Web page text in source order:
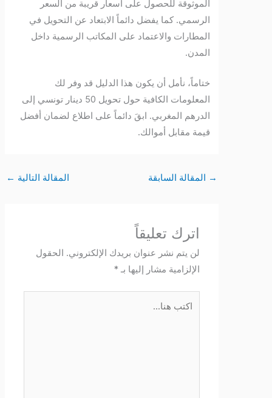
الموثوقة للحصول على أسعار قريبة من السعر
الرسمي. كما يفضل دائماً الابتعاد عن التحويل في
المطارات والاعتماد على المكاتب الرسمية داخل
المدن.
ختاماً، نأمل أن يكون هذا الدليل قد وفر لك
المعلومات الكافية حول تحويل 50 دينار تونسي إلى
الدرهم المغربي. ابقَ دائماً على اطلاع لضمان أفضل
قيمة مقابل أموالك.
المقالة السابقة المقالة التالية←
اترك تعليقاً
لن يتم نشر عنوان بريدك الإلكتروني. الحقول
الإلزامية مشار إليها بـ*